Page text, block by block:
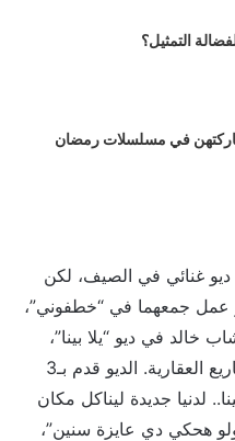
التمثيل؟
في مسلسلات رمضان
غنائي في الصيف، لكن
عمل جمعهما في “خطفوني”،
خالد في ديو “يلا بينا”،
الذي يعد حملة ترويجية لأحد المشاريع العقارية. الديو قدم بـ3
لدنيا جديدة ليناكل مكان
هحكي دي عايزة سنين”،